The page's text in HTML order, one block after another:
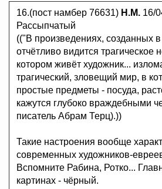
16.(пост намбер 76631) Н.М. 16/
Рассыпчатый
(("В произведениях, созданных
отчётливо видится трагическое
котором живёт художник...
трагический, зловещий мир, в
простые предметы - посуда,
кажутся глубоко враждебными
писатель Абрам Терц).))
Такие настроения вообще
современных художников-
Вспомните Рабина, Ротко...
картинах - чёрный.